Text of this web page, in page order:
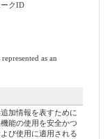
クID
as an
加情報を表すために
能の使用を安全かつ
び使用に適用される